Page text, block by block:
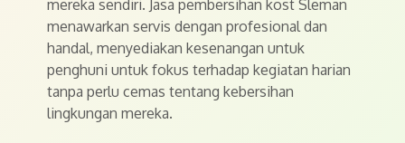
mereka sendiri. Jasa pembersihan kost Sleman
menawarkan servis dengan profesional dan
handal, menyediakan kesenangan untuk
penghuni untuk fokus terhadap kegiatan harian
tanpa perlu cemas tentang kebersihan
lingkungan mereka.